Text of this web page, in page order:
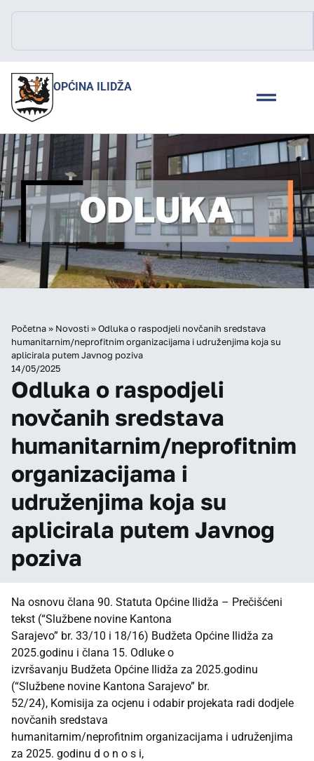
OPĆINA ILIDŽA
Početna» Novosti»Odluka o raspodjeli novčanih sredstava
humanitarnim/neprofitnim organizacijama i udruženjima koja su
aplicirala putem Javnog poziva
14/05/2025
Odluka o raspodjeli
novčanih sredstava
humanitarnim/neprofitnim
organizacijama i
udruženjima koja su
aplicirala putem Javnog
poziva
Na osnovu člana 90. Statuta Općine Ilidža – Prečišćeni
tekst (“Službene novine Kantona
Sarajevo” br. 33/10 i 18/16) Budžeta Općine Ilidža za
2025.godinu i člana 15. Odluke o
izvršavanju Budžeta Općine Ilidža za 2025.godinu
(“Službene novine Kantona Sarajevo” br.
52/24), Komisija za ocjenu i odabir projekata radi dodjele
novčanih sredstava
humanitarnim/neprofitnim organizacijama i udruženjima
za 2025. godinu d o n o s i,